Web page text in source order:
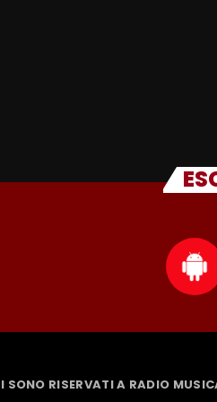
RISERVATI A RADIO